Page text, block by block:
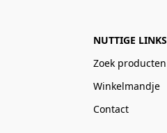
NUTTIGE LINKS
Zoek producten
Winkelmandje
Contact